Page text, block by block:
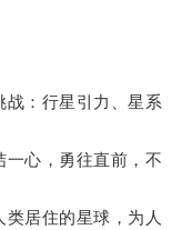
：行星引力、星系
心，勇往直前，不
居住的星球，为人